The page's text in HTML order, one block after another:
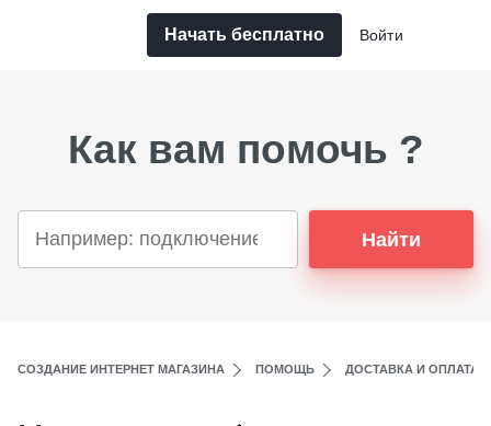
Начать бесплатно Войти
Как вам помочь ?
Найти
СОЗДАНИЕ ИНТЕРНЕТ МАГАЗИНА ПОМОЩЬ ДОСТАВКА И ОПЛАТА